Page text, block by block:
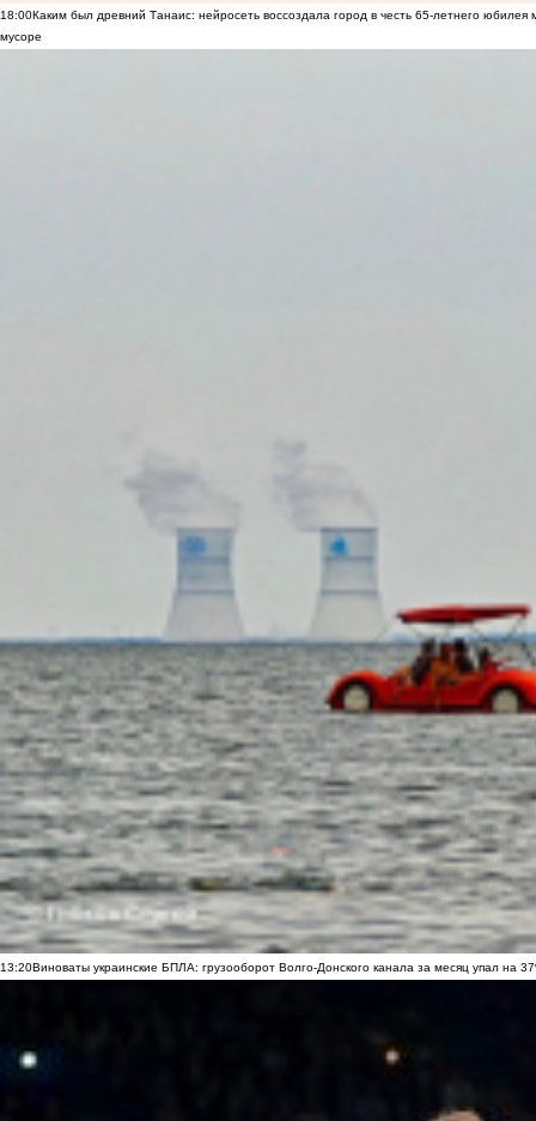
18:00Каким был древний Танаис: нейросеть воссоздала город в честь 65-летнего юбилея
мусоре
13:20Виноваты украинские БПЛА: грузооборот Волго-Донского канала за месяц упал на